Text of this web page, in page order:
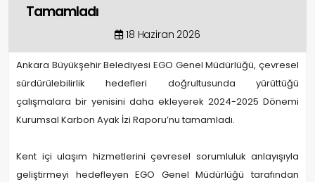
Tamamladı
18 Haziran 2026
Ankara Büyükşehir Belediyesi EGO Genel Müdürlüğü, çevresel
sürdürülebilirlik hedefleri doğrultusunda yürüttüğü
çalışmalara bir yenisini daha ekleyerek 2024-2025 Dönemi
Kurumsal Karbon Ayak İzi Raporu’nu tamamladı.
Kent içi ulaşım hizmetlerini çevresel sorumluluk anlayışıyla
geliştirmeyi hedefleyen EGO Genel Müdürlüğü tarafından